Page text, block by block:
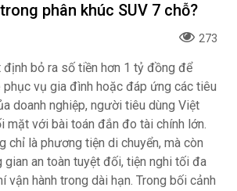
phân khúc SUV 7 chỗ?
273
bỏ ra số tiền hơn 1 tỷ đồng để
phục vụ gia đình hoặc đáp ứng các tiêu
doanh nghiệp, người tiêu dùng Việt
mặt với bài toán đắn đo tài chính lớn.
chỉ là phương tiện di chuyển, mà còn
gian an toàn tuyệt đối, tiện nghi tối đa
vận hành trong dài hạn. Trong bối cảnh